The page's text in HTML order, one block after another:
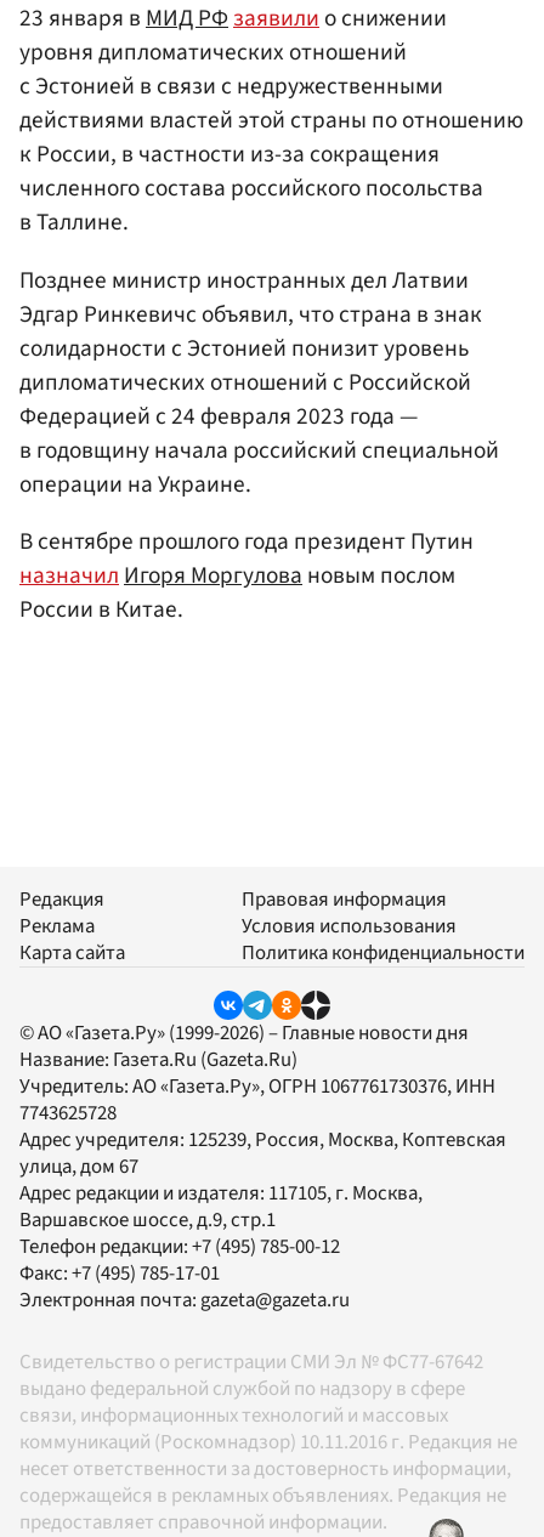
23 января вМИД РФзаявилио снижении
уровня дипломатических отношений
с Эстонией в связи с недружественными
действиями властей этой страны по отношению
к России, в частности из-за сокращения
численного состава российского посольства
в Таллине.
Позднее министр иностранных дел Латвии
Эдгар Ринкевичс объявил, что страна в знак
солидарности с Эстонией понизит уровень
дипломатических отношений с Российской
Федерацией с 24 февраля 2023 года —
в годовщину начала российский специальной
операции на Украине.
В сентябре прошлого года президент Путин
назначилИгоря Моргуловановым послом
России в Китае.
Редакция
Реклама
Карта сайта
Правовая информация
Условия использования
Политика конфиденциальности
© АО «Газета.Ру» (1999-2026) – Главные новости дня
Название: Газета.Ru (Gazeta.Ru)
Учредитель:АО «Газета.Ру», ОГРН 1067761730376, ИНН
7743625728
Адрес учредителя: 125239, Россия, Москва, Коптевская
улица, дом 67
Адрес редакции и издателя: 117105, г. Москва,
Варшавское шоссе, д.9, стр.1
Телефон редакции:+7 (495) 785-00-12
Факс:+7 (495) 785-17-01
Электронная почта:gazeta@gazeta.ru
Свидетельство о регистрации СМИ Эл № ФС77-67642
выдано федеральной службой по надзору в сфере
связи, информационных технологий и массовых
коммуникаций (Роскомнадзор) 10.11.2016 г. Редакция не
несет ответственности за достоверность информации,
содержащейся в рекламных объявлениях. Редакция не
предоставляет справочной информации.